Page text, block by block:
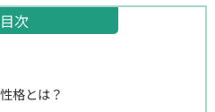
目次
格とは？